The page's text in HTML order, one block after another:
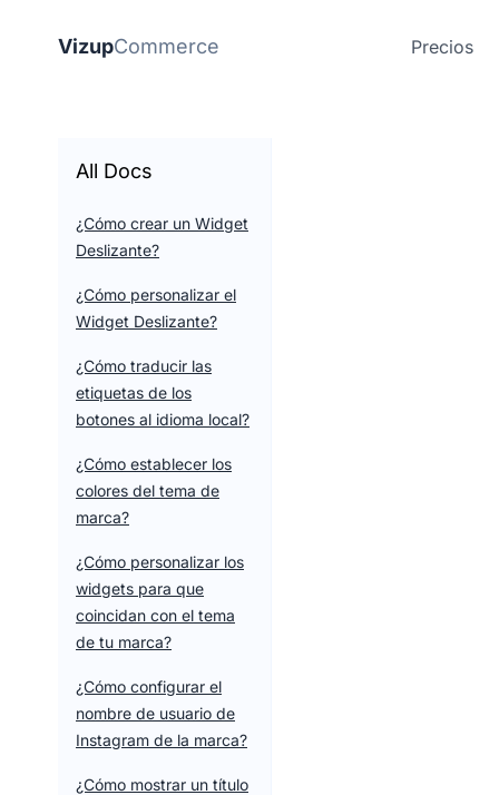
VizupCommerce Precios
All Docs
¿Cómo crear un Widget
Deslizante?
¿Cómo personalizar el
Widget Deslizante?
¿Cómo traducir las
etiquetas de los
botones al idioma local?
¿Cómo establecer los
colores del tema de
marca?
¿Cómo personalizar los
widgets para que
coincidan con el tema
de tu marca?
¿Cómo configurar el
nombre de usuario de
Instagram de la marca?
¿Cómo mostrar un título